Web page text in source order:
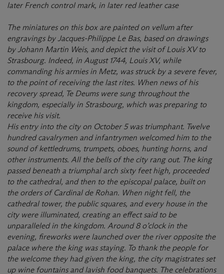
later French control mark, in later red leather case
The miniatures on this box are painted on vellum after
engravings by Jacques-Philippe Le Bas, based on drawings
by Johann Martin Weis, and depict the visit of Louis XV to
Strasbourg. Indeed, in August 1744, Louis XV, while
commanding his armies in Metz, was struck by a severe fever,
to the point of receiving the last rites. When news of his
recovery spread, Te Deums were sung throughout the
kingdom, especially in Strasbourg, which was preparing to
receive his visit.
His entry into the city on October 5 was triumphant. Twelve
hundred cavalrymen and infantrymen welcomed him to the
sound of kettledrums, trumpets, oboes, hunting horns, and
other instruments. All the bells of the city rang out. The king
passed beneath a triumphal arch sixty feet high, proceeded
to the cathedral, and then to the episcopal palace, built on
the orders of Cardinal de Rohan. When night fell, the
cathedral tower, the public squares, and every house in the
city were illuminated, creating an effect said to be
unparalleled in the kingdom. Around 8 o’clock in the
evening, fireworks were launched over the river opposite the
palace where the king was staying. To thank the people for
the welcome they had given the king, the city magistrates set
up wine fountains and lavish food banquets. The celebrations